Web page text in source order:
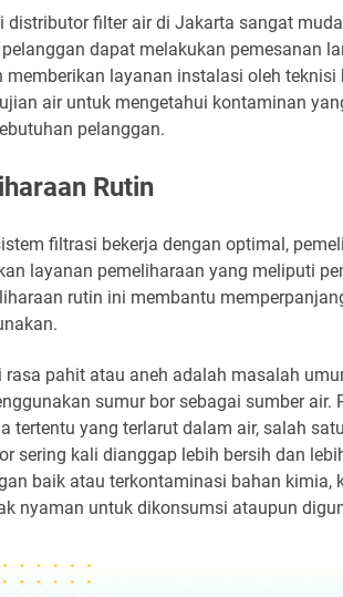
distributor filter air di Jakarta sangat
dapat melakukan pemesanan
memberikan layanan instalasi oleh
air untuk mengetahui kontaminan
pelanggan.
Rutin
filtrasi bekerja dengan optimal,
layanan pemeliharaan yang meliputi
rutin ini membantu
pahit atau aneh adalah masalah
sumur bor sebagai sumber
tertentu yang terlarut dalam air, salah
sering kali dianggap lebih bersih dan
baik atau terkontaminasi bahan
nyaman untuk dikonsumsi ataupun